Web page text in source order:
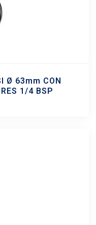
Ø 63mm CON
1/4 BSP